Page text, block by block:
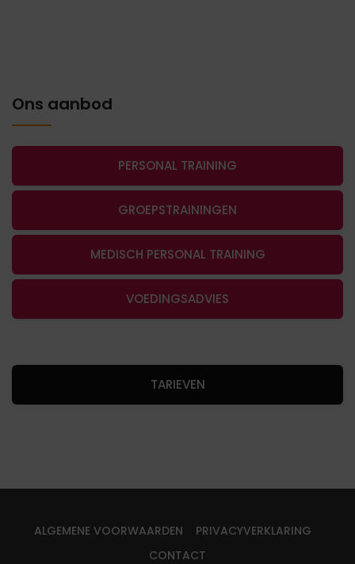
Ons aanbod
PERSONAL TRAINING
GROEPSTRAININGEN
MEDISCH PERSONAL TRAINING
VOEDINGSADVIES
TARIEVEN
ALGEMENE VOORWAARDEN
PRIVACYVERKLARING
CONTACT